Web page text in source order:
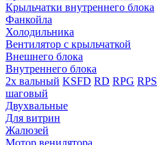
Крыльчатки внутреннего блока
Фанкойла
Холодильника
Вентилятор с крыльчаткой
Внешнего блока
Внутреннего блока
2х вальный KSFD RD RPG RPS
шаговый
Двухвальные
Для витрин
Жалюзей
Мотор венилятора